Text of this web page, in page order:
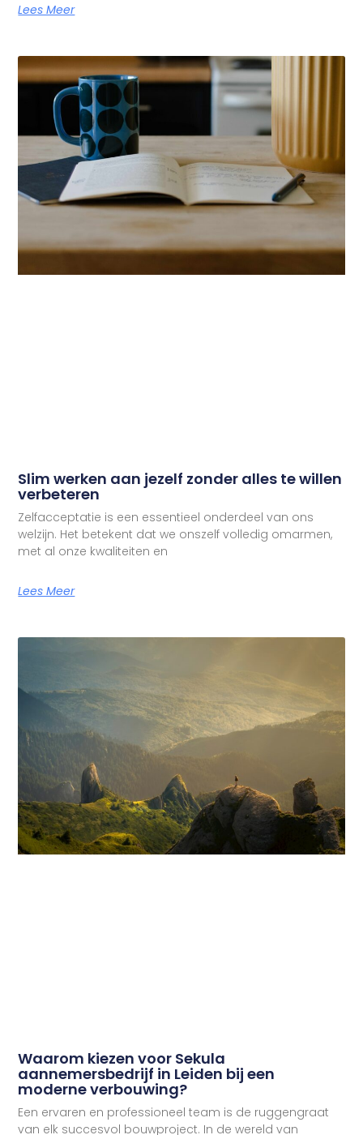
Lees Meer
Slim werken aan jezelf zonder alles te willen
verbeteren
Zelfacceptatie is een essentieel onderdeel van ons
welzijn. Het betekent dat we onszelf volledig omarmen,
met al onze kwaliteiten en
Lees Meer
Waarom kiezen voor Sekula
aannemersbedrijf in Leiden bij een
moderne verbouwing?
Een ervaren en professioneel team is de ruggengraat
van elk succesvol bouwproject. In de wereld van